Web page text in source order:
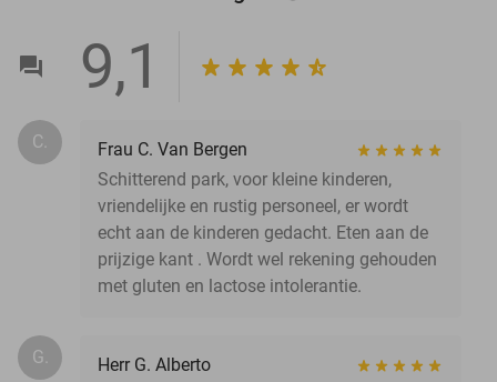
9,1
C.
Frau C. Van Bergen
Schitterend park, voor kleine kinderen,
vriendelijke en rustig personeel, er wordt
echt aan de kinderen gedacht. Eten aan de
prijzige kant . Wordt wel rekening gehouden
met gluten en lactose intolerantie.
G.
Herr G. Alberto